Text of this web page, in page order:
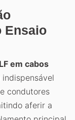
Ensaio
em cabos
condutores
aferir a